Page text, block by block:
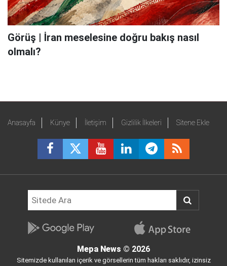
Görüş | İran meselesine doğru bakış nasıl
olmalı?
Anasayfa Künye İletişim Gizlilik İlkeleri Sitene Ekle
Mepa News © 2026
Sitemizde kullanılan içerik ve görsellerin tüm hakları saklıdır, izinsiz